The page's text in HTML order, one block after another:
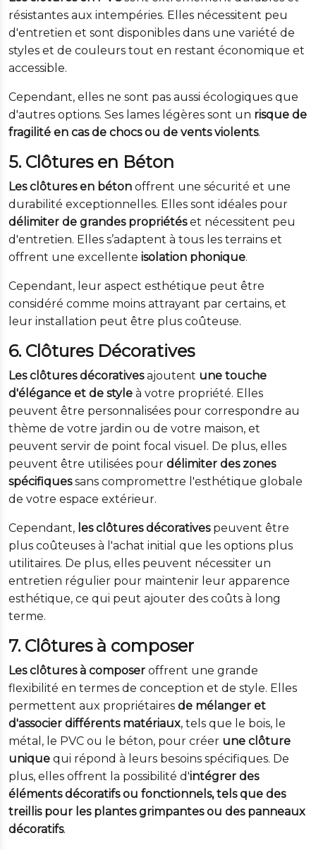
résistantes aux intempéries. Elles nécessitent peu
d'entretien et sont disponibles dans une variété de
styles et de couleurs tout en restant économique et
accessible.
Cependant, elles ne sont pas aussi écologiques que
d'autres options. Ses lames légères sont un risque de
fragilité en cas de chocs ou de vents violents.
5. Clôtures en Béton
Les clôtures en béton offrent une sécurité et une
durabilité exceptionnelles. Elles sont idéales pour
délimiter de grandes propriétéset nécessitent peu
d'entretien. Elles s’adaptent à tous les terrains et
offrent une excellente isolation phonique.
Cependant, leur aspect esthétique peut être
considéré comme moins attrayant par certains, et
leur installation peut être plus coûteuse.
6. Clôtures Décoratives
Les clôtures décorativesajoutent une touche
d'élégance et de style à votre propriété. Elles
peuvent être personnalisées pour correspondre au
thème de votre jardin ou de votre maison, et
peuvent servir de point focal visuel. De plus, elles
peuvent être utilisées pour délimiter des zones
spécifiquessans compromettre l'esthétique globale
de votre espace extérieur.
Cependant, les clôtures décorativespeuvent être
plus coûteuses à l'achat initial que les options plus
utilitaires. De plus, elles peuvent nécessiter un
entretien régulier pour maintenir leur apparence
esthétique, ce qui peut ajouter des coûts à long
terme.
7. Clôtures à composer
Les clôtures à composer offrent une grande
flexibilité en termes de conception et de style. Elles
permettent aux propriétaires de mélanger et
d'associer différents matériaux, tels que le bois, le
métal, le PVC ou le béton, pour créer une clôture
unique qui répond à leurs besoins spécifiques. De
plus, elles offrent la possibilité d'intégrer des
éléments décoratifs ou fonctionnels, tels que des
treillis pour les plantes grimpantes ou des panneaux
décoratifs.